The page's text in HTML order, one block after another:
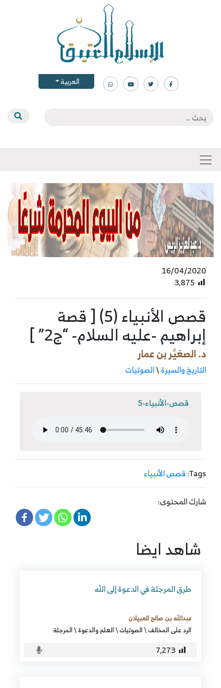
العربية
16/04/2020
3٬875
قصص الأنبياء (5) [ قصة
إبراهيم -عليه السلام- “ج2” ]
د. الصغيَّر بن عمار
التاريخ والسيرة\الصوتيات
قصص-الأنبياء-5
Tags: قصص الأنبياء
شارك المحتوى:
شاهد ايضا
طرق المرجئة في الدعوة إلى الله
عبدالله بن صالح العبيلان
الرد على المخالف\الصوتيات\العلم والدعوة\المرجئة
7٬273